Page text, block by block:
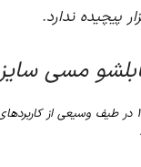
پیچیده ندارد.
مسی سایز ۱۵۰
کابلشو مسی سایز ۱۵۰ در طیف وسیعی از